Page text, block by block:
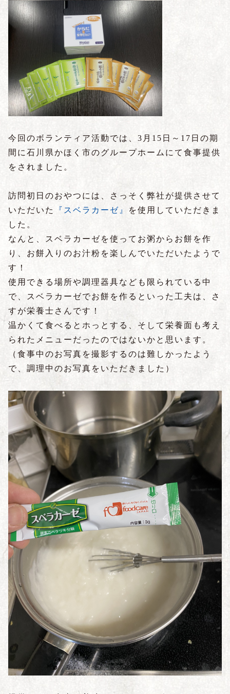
今回のボランティア活動では、3月15日～17日の期
間に石川県かほく市のグループホームにて食事提供
をされました。
訪問初日のおやつには、さっそく弊社が提供させて
いただいた
『スベラカーゼ』
を使用していただきま
した。
なんと、スベラカーゼを使ってお粥からお餅を作
り、お餅入りのお汁粉を楽しんでいただいたようで
す！
使用できる場所や調理器具なども限られている中
で、スベラカーゼでお餅を作るといった工夫は、さ
すが栄養士さんです！
温かくて食べるとホっとする、そして栄養面も考え
られたメニューだったのではないかと思います。
（食事中のお写真を撮影するのは難しかったよう
で、調理中のお写真をいただきました）